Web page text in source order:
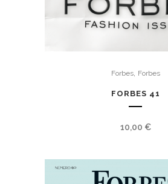
Forbes, Forbes
FORBES 41
10,00 €